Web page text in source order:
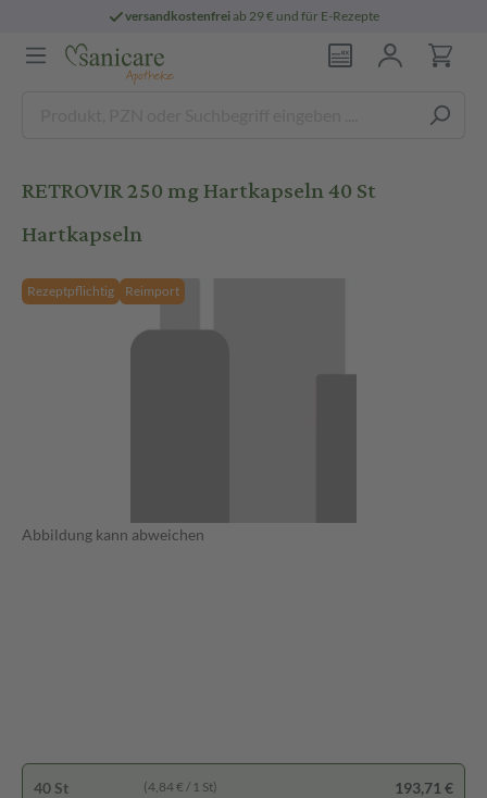
versandkostenfreiab 29 € und für E-Rezepte
RETROVIR 250 mg Hartkapseln 40 St
Hartkapseln
Rezeptpflichtig Reimport
Abbildung kann abweichen
40 St (4,84 € / 1 St) 193,71 €